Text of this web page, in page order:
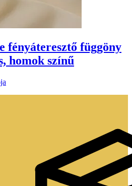
fényáteresztő függöny
homok színű